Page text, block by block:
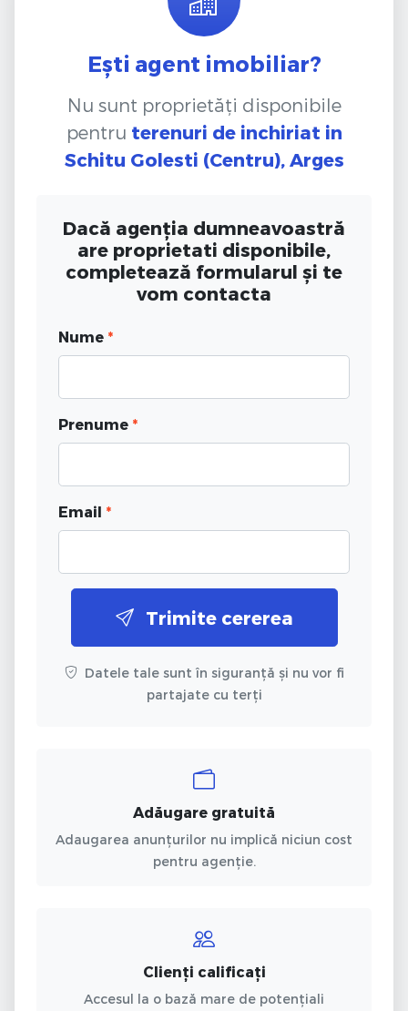
Ești agent imobiliar?
Nu sunt proprietăți disponibile
pentru terenuri de inchiriat in
Schitu Golesti (Centru), Arges
Dacă agenția dumneavoastră
are proprietati disponibile,
completează formularul și te
vom contacta
Nume *
Prenume *
Email *
Trimite cererea
Datele tale sunt în siguranță și nu vor fi
partajate cu terți
Adăugare gratuită
Adaugarea anunțurilor nu implică niciun cost
pentru agenție.
Clienți calificați
Accesul la o bază mare de potențiali